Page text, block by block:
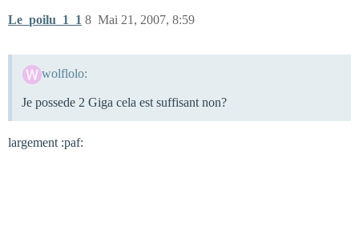
Le_poilu_1_1 Mai 21, 2007, 8:59
8
wolflolo:
Je possede 2 Giga cela est suffisant non?
largement :paf: